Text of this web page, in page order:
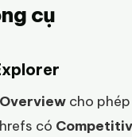
cụ
cho
có